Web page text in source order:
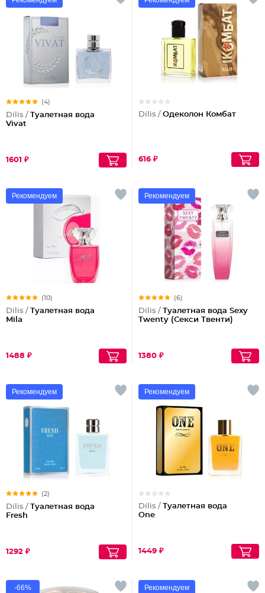
(4)
Dilis / Туалетная вода
Vivat
1601 ₽
Dilis / Одеколон Комбат
616 ₽
Рекомендуем
(10)
Dilis / Туалетная вода
Mila
1488 ₽
Рекомендуем
(6)
Dilis / Туалетная вода Sexy
Twenty (Секси Твенти)
1380 ₽
Рекомендуем
(2)
Dilis / Туалетная вода
Fresh
1292 ₽
Рекомендуем
Dilis / Туалетная вода
One
1449 ₽
-66% Рекомендуем